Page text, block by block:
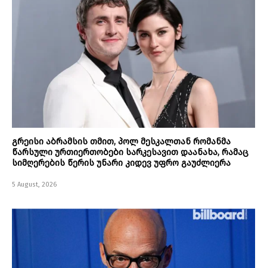
გრეისი აბრამსის თმით, პოლ მესკალთან რომანმა
წარსული ურთიერთობები სარკესავით დაანახა, რამაც
სიმღერების წერის უნარი კიდევ უფრო გაუძლიერა
5 August, 2026